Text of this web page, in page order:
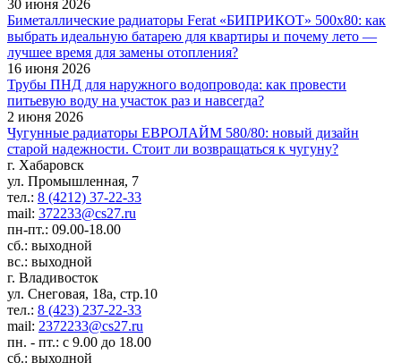
30 июня 2026
Биметаллические радиаторы Ferat «БИПРИКОТ» 500x80: как
выбрать идеальную батарею для квартиры и почему лето —
лучшее время для замены отопления?
16 июня 2026
Трубы ПНД для наружного водопровода: как провести
питьевую воду на участок раз и навсегда?
2 июня 2026
Чугунные радиаторы ЕВРОЛАЙМ 580/80: новый дизайн
старой надежности. Стоит ли возвращаться к чугуну?
г. Хабаровск
ул. Промышленная, 7
тел.: 8 (4212) 37-22-33
mail: 372233@cs27.ru
пн-пт.: 09.00-18.00
сб.: выходной
вс.: выходной
г. Владивосток
ул. Снеговая, 18а, стр.10
тел.: 8 (423) 237-22-33
mail: 2372233@cs27.ru
пн. - пт.: с 9.00 до 18.00
сб.: выходной